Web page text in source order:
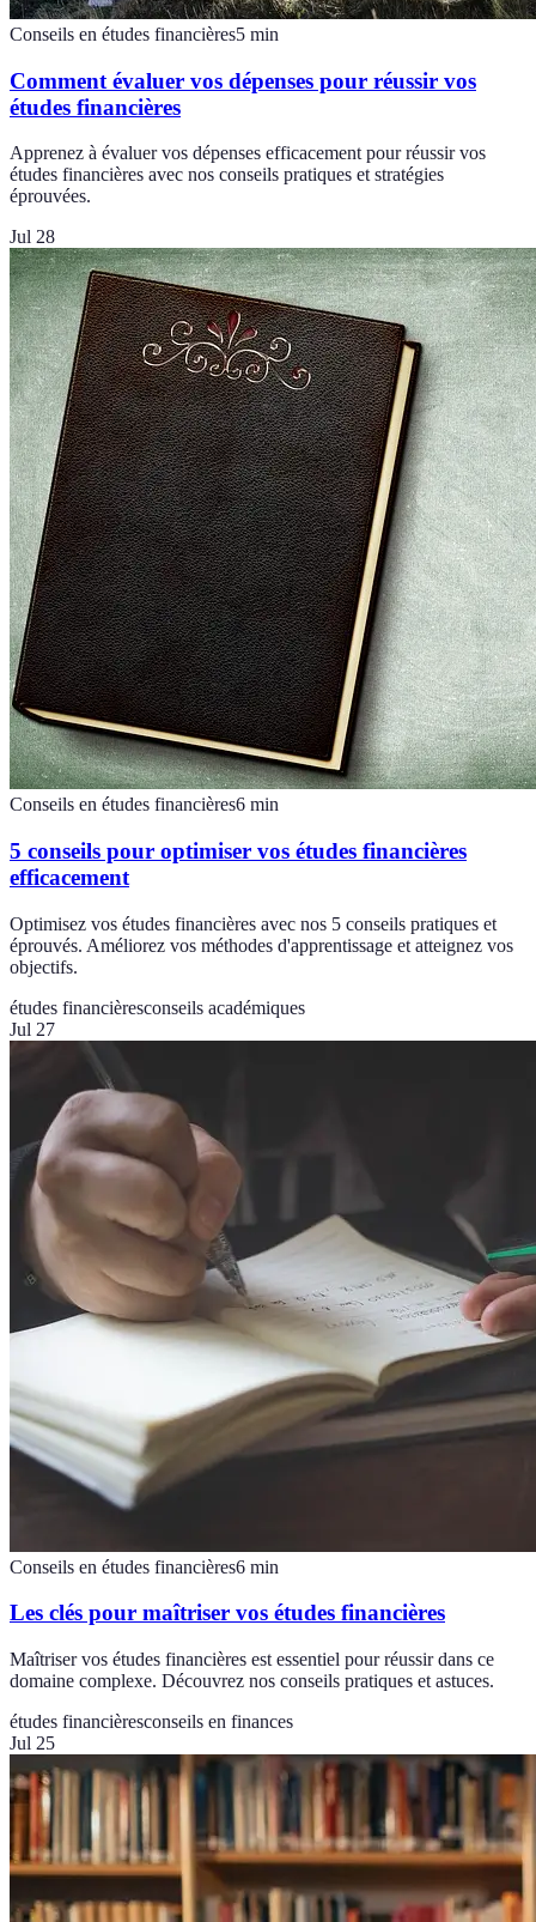
Conseils en études financières5 min
Comment évaluer vos dépenses pour réussir vos
études financières
Apprenez à évaluer vos dépenses efficacement pour réussir vos
études financières avec nos conseils pratiques et stratégies
éprouvées.
Jul 28
Conseils en études financières6 min
5 conseils pour optimiser vos études financières
efficacement
Optimisez vos études financières avec nos 5 conseils pratiques et
éprouvés. Améliorez vos méthodes d'apprentissage et atteignez vos
objectifs.
études financièresconseils académiques
Jul 27
Conseils en études financières6 min
Les clés pour maîtriser vos études financières
Maîtriser vos études financières est essentiel pour réussir dans ce
domaine complexe. Découvrez nos conseils pratiques et astuces.
études financièresconseils en finances
Jul 25